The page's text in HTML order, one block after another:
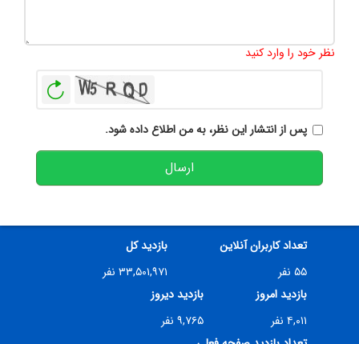
نظر خود را وارد کنید
پس از انتشار این نظر، به من اطلاع داده شود.
ارسال
تعداد کاربران آنلاین
۵۵ نفر
بازدید کل
۳۳,۵۰۱,۹۷۱ نفر
بازدید امروز
۴,۰۱۱ نفر
بازدید دیروز
۹,۷۶۵ نفر